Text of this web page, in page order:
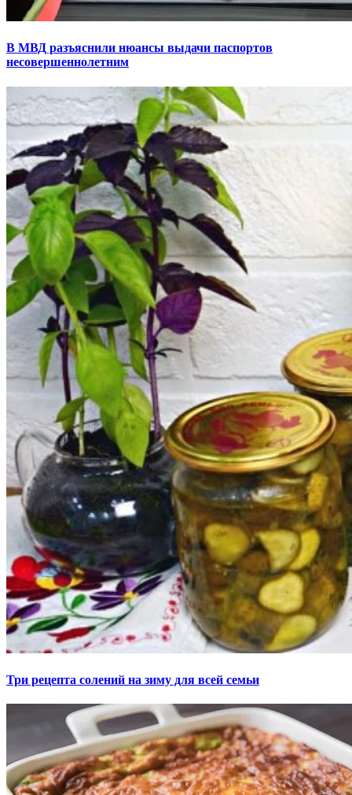
В МВД разъяснили нюансы выдачи паспортов
несовершеннолетним
Три рецепта солений на зиму для всей семьи